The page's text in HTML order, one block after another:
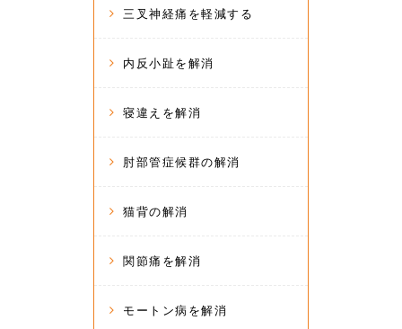
三叉神経痛を軽減する
内反小趾を解消
寝違えを解消
肘部管症候群の解消
猫背の解消
関節痛を解消
モートン病を解消